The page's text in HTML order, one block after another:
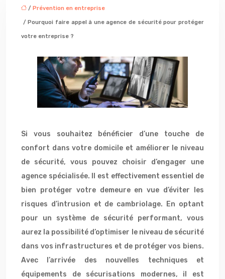
/ Prévention en entreprise
/ Pourquoi faire appel à une agence de sécurité pour protéger
votre entreprise ?
Si vous souhaitez bénéficier d’une touche de
confort dans votre domicile et améliorer le niveau
de sécurité, vous pouvez choisir d’engager une
agence spécialisée. Il est effectivement essentiel de
bien protéger votre demeure en vue d’éviter les
risques d’intrusion et de cambriolage. En optant
pour un système de sécurité performant, vous
aurez la possibilité d’optimiser le niveau de sécurité
dans vos infrastructures et de protéger vos biens.
Avec l’arrivée des nouvelles techniques et
équipements de sécurisations modernes, il est